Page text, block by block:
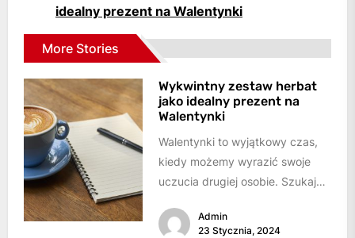
idealny prezent na Walentynki
More Stories
Wykwintny zestaw herbat
jako idealny prezent na
Walentynki
Walentynki to wyjątkowy czas,
kiedy możemy wyrazić swoje
uczucia drugiej osobie. Szukając
drugiej połówki, warto
Admin
23 Stycznia, 2024